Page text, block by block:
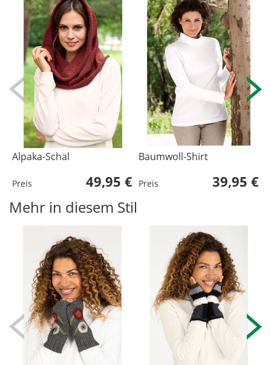
Alpaka-Schal
Preis 49,95 €
Baumwoll-Shirt
Preis 39,95 €
Mehr in diesem Stil